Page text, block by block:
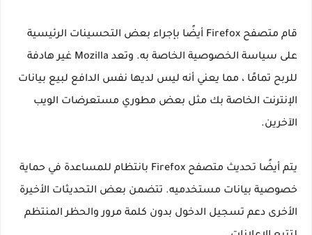
قام متصفح Firefox أيضًا بإجراء بعض التحسينات الرئيسية
على سياسة الخصوصية الخاصة به. وتعد Mozilla غير هادفة
للربح تمامًا ، مما يعني أنه ليس لديها نفس الدافع لبيع بيانات
الإنترنت الخاصة بك مثل بعض مطوري مستعرضات الويب
الآخرين.
يتم أيضًا تحديث متصفح Firefox بانتظام للمساعدة في حماية
خصوصية بيانات مستخدميه. تتضمن بعض التحديثات الأخيرة
الأخرى دعم تسجيل الدخول بدون كلمة مرور والحظر المنتظم